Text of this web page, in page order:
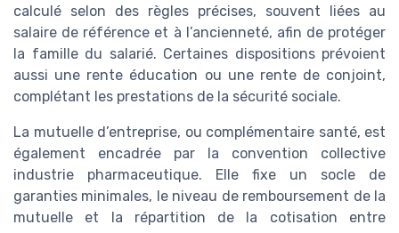
calculé selon des règles précises, souvent liées au
salaire de référence et à l’ancienneté, afin de protéger
la famille du salarié. Certaines dispositions prévoient
aussi une rente éducation ou une rente de conjoint,
complétant les prestations de la sécurité sociale.
La mutuelle d’entreprise, ou complémentaire santé, est
également encadrée par la convention collective
industrie pharmaceutique. Elle fixe un socle de
garanties minimales, le niveau de remboursement de la
mutuelle et la répartition de la cotisation entre